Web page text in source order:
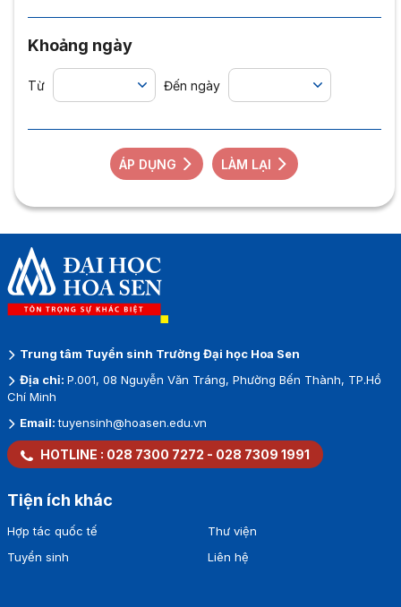
Khoảng ngày
Từ Đến ngày
ÁP DỤNG LÀM LẠI
Trung tâm Tuyển sinh Trường Đại học Hoa Sen
Địa chỉ: P.001, 08 Nguyễn Văn Tráng, Phường Bến Thành, TP.Hồ
Chí Minh
Email:tuyensinh@hoasen.edu.vn
HOTLINE : 028 7300 7272 - 028 7309 1991
Tiện ích khác
Hợp tác quốc tế
Tuyển sinh
Thư viện
Liên hệ